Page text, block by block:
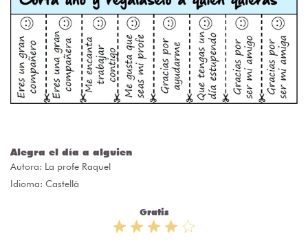
Alegra el día a alguien
Autora: La profe Raquel
Idioma: Castellà
Gratis